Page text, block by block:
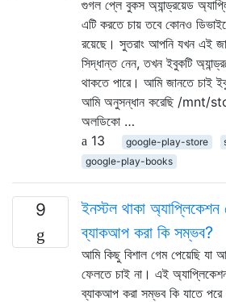
গুগল প্লে বুকস অ্যান্ড্রয়েড
এটি করতে চায় তবে কোনও
রয়েছে। সুতরাং আপনি যখন এই
সিদ্ধান্ত নেন, তখন ইবুকটি
থাকতে পারে। আমি জানতে চাই
আমি অনুসন্ধান করেছি /mnt/
অলডিকো …
13
google-play-store
google-play-books
9
ইনস্টল থাকা
ব্যাকআপ করা কি সম্ভব?
আমি কিছু বিশাল গেম পেয়েছি যা
ফেলতে চাই না। এই
ব্যাকআপ করা সম্ভব কি যাতে